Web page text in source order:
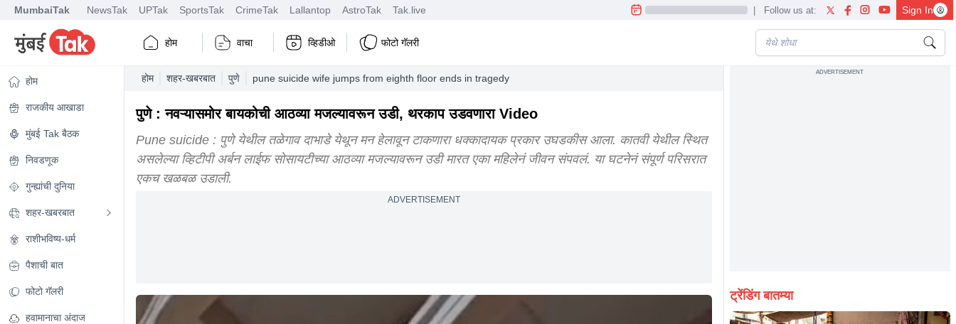
MumbaiTak NewsTak UPTak SportsTak CrimeTak Lallantop AstroTak Tak.live | Follow us at: Sign In
होम वाचा व्हिडीओ फोटो गॅलरी
होम
राजकीय आखाडा
मुंबई Tak बैठक
निवडणूक
गुन्ह्यांची दुनिया
शहर-खबरबात
राशीभविष्य-धर्म
पैशाची बात
फोटो गॅलरी
हवामानाचा अंदाज
होम शहर-खबरबात पुणे pune suicide wife jumps from eighth floor ends in tragedy
पुणे : नवऱ्यासमोर बायकोची आठव्या मजल्यावरून उडी, थरकाप उडवणारा Video
Pune suicide : पुणे येथील तळेगाव दाभाडे येथून मन हेलावून टाकणारा धक्कादायक प्रकार उघडकीस आला. कातवी येथील स्थित
असलेल्या व्हिटीपी अर्बन लाईफ सोसायटीच्या आठव्या मजल्यावरून उडी मारत एका महिलेनं जीवन संपवलं. या घटनेनं संपूर्ण परिसरात
एकच खळबळ उडाली.
ADVERTISEMENT
ADVERTISEMENT
ट्रेंडिंग बातम्या